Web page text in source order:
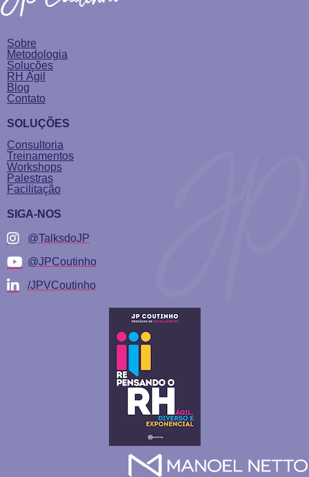
Sobre
Metodologia
Soluções
RH Ágil
Blog
Contato
SOLUÇÕES
Consultoria
Treinamentos
Workshops
Palestras
Facilitação
SIGA-NOS
@TalksdoJP
@JPCoutinho
/JPVCoutinho